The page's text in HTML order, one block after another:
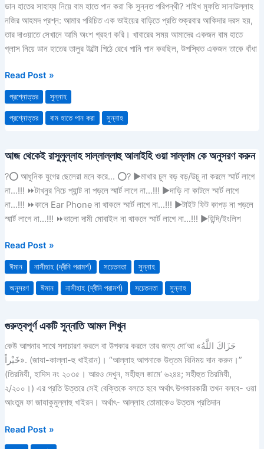
ডান হাতের সাহায্য নিয়ে বাম হাতে পান করা কি সুন্নত পরিপন্থী? শাইখ মুফতি সানাউল্লাহ
নজির আহমদ প্রশ্ন: আমার পরিচিত এক ভাইয়ের বাড়িতে প্রতি শুক্রবার আকিদার দরস হয়,
তার দাওয়াতে সেখানে আমি অংশ গ্রহণ করি। খাবারের সময় আমাদের একজন বাম‎‎ হাতে
গ্লাস নিয়ে ডান হাতের তালুর উল্টো পিঠে রেখে পানি পান করছিল, উপস্থিত একজন তাকে বাঁ‎‎ধা
সাহায্য
হাতে
পান
কি
সুন্নত
পরিপন্থী?
Read Post »
প্রশ্নোত্তর সুন্নাহ
প্রশ্নোত্তর বাম হাতে পান করা সুন্নাহ
আজ থেকেই রাসুলুল্লাহ সাল্লাল্লাহু আলাইহি ওয়া সাল্লাম কে অনুসরণ করুন
?⭕ আধুনিক যুগের ছেলেরা মনে করে… ⭕? ▶মাথার চুল বড় বড়/উচু না করলে স্মার্ট লাগে
না…!!! ⏩টাখনুর নিচে প্যান্ট না পড়লে স্মার্ট লাগে না…!!! ▶দাড়ি না কাটলে স্মার্ট লাগে
না…!!! ⏩কানে Ear Phone না থাকলে স্মার্ট লাগে না…!!! ▶টাইট ফিট কাপড় না পড়লে
স্মার্ট লাগে না…!!! ⏩ভালো দামী মোবাইল না থাকলে স্মার্ট লাগে না…!!! ▶হিন্দি/ইংলিশ
আজ
থেকেই
রাসুলুল্লাহ
আলাইহি
সাল্লাম
অনুসরণ
করুন
Read Post »
ঈমান নাসীহাহ (দ্বীনি পরামর্শ) সচেতনতা সুন্নাহ
অনুসরণ ঈমান নাসীহাহ (দ্বীনি পরামর্শ) সচেতনতা সুন্নাহ
গুরুত্বপূর্ণ একটি সুন্নাতি আমল শিখুন
কেউ আপনার সাথে সদাচারণ করলে বা উপকার করলে তার জন্য দো‘আ «جَزَاكَ اللَّهُ
خَيْراً». (জাযা-কাল্লা-হু খাইরান)। “আল্লাহ আপনাকে উত্তম বিনিময় দান করুন।”
(তিরমিযী, হাদিস নং ২০৩৫। আরও দেখুন, সহীহুল জামে‘ ৬২৪৪; সহীহুত তিরমিযী,
২/২০০।) এর প্রতি উত্তরে সেই বেক্তিকে বলতে হবে অর্থাৎ উপকারকারী তখন বলবে- ওয়া
আংতুম ফা জাযাকুমুল্লাহু খাইরন। অর্থাৎ- আল্লাহ তোমাকেও উত্তম প্রতিদান
গুরুত্বপূর্ণ
সুন্নাতি
আমল
শিখুন
Read Post »